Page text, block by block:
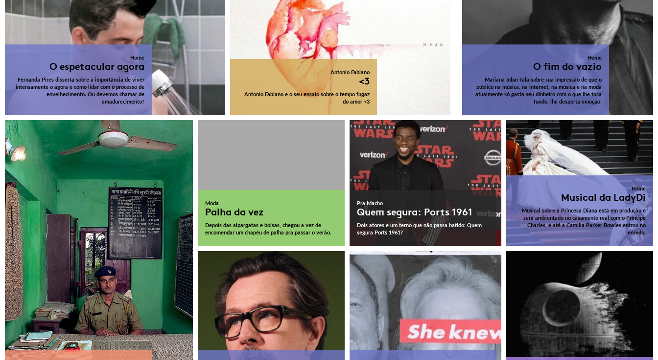
Home
O espetacular agora
Fernanda Pires disserta sobre a importância de viver
intensamente o agora e como lidar com o processo de
envelhecimento. Ou devemos chamar de
amadurecimento?
Antonio Fabiano
<3
Antonio Fabiano e o seu ensaio sobre o tempo fugaz
do amor <3
Home
O fim do vazio
Mariana Inbar fala sobre sua impressão de que o
público na música, na internet, na música e na moda
atualmente só gasta seu dinheiro com o que lhe toca
fundo, lhe desperta emoção.
Moda
Palha da vez
Depois das alpargatas e bolsas, chegou a vez de
encomendar um chapéu de palha pra passar o verão.
Pra Macho
Quem segura: Ports 1961
Dois atores e um terno que não passa batido: Quem
segura Ports 1961?
Home
Musical da LadyDi
Musical sobre a Princesa Diana está em produção e
será ambientado no casamento real com o Príncipe
Charles, e até a Camilla Parker Bowles entrou no
enredo.